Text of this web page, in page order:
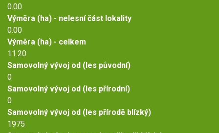
0.00
Výměra (ha) - nelesní část lokality
0.00
Výměra (ha) - celkem
11.20
Samovolný vývoj od (les původní)
0
Samovolný vývoj od (les přírodní)
0
Samovolný vývoj od (les přírodě blízký)
1975